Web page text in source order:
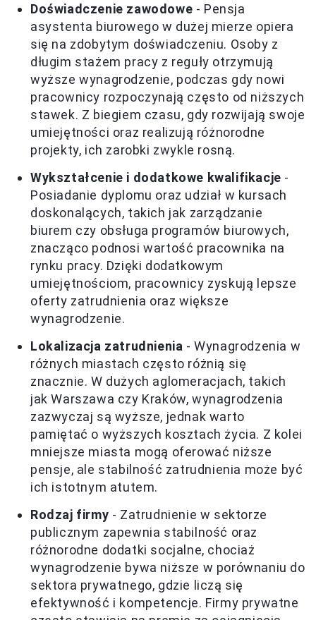
Doświadczenie zawodowe - Pensja
asystenta biurowego w dużej mierze opiera
się na zdobytym doświadczeniu. Osoby z
długim stażem pracy z reguły otrzymują
wyższe wynagrodzenie, podczas gdy nowi
pracownicy rozpoczynają często od niższych
stawek. Z biegiem czasu, gdy rozwijają swoje
umiejętności oraz realizują różnorodne
projekty, ich zarobki zwykle rosną.
Wykształcenie i dodatkowe kwalifikacje -
Posiadanie dyplomu oraz udział w kursach
doskonalących, takich jak zarządzanie
biurem czy obsługa programów biurowych,
znacząco podnosi wartość pracownika na
rynku pracy. Dzięki dodatkowym
umiejętnościom, pracownicy zyskują lepsze
oferty zatrudnienia oraz większe
wynagrodzenie.
Lokalizacja zatrudnienia - Wynagrodzenia w
różnych miastach często różnią się
znacznie. W dużych aglomeracjach, takich
jak Warszawa czy Kraków, wynagrodzenia
zazwyczaj są wyższe, jednak warto
pamiętać o wyższych kosztach życia. Z kolei
mniejsze miasta mogą oferować niższe
pensje, ale stabilność zatrudnienia może być
ich istotnym atutem.
Rodzaj firmy - Zatrudnienie w sektorze
publicznym zapewnia stabilność oraz
różnorodne dodatki socjalne, chociaż
wynagrodzenie bywa niższe w porównaniu do
sektora prywatnego, gdzie liczą się
efektywność i kompetencje. Firmy prywatne